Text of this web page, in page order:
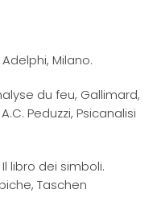
Adelphi, Milano.
du feu, Gallimard,
Peduzzi, Psicanalisi
Il libro dei simboli.
Taschen